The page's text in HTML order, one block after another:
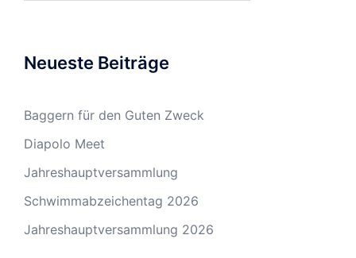
Neueste Beiträge
Baggern für den Guten Zweck
Diapolo Meet
Jahreshauptversammlung
Schwimmabzeichentag 2026
Jahreshauptversammlung 2026